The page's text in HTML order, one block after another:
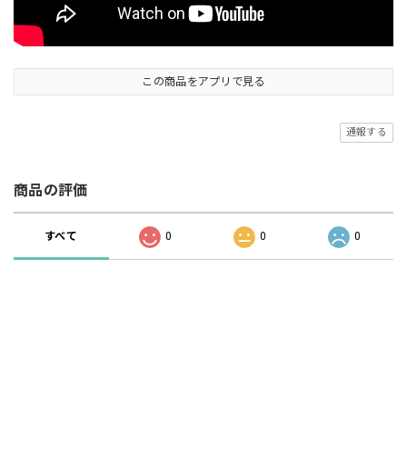
この商品をアプリで見る
通報する
商品の評価
すべて 0 0 0